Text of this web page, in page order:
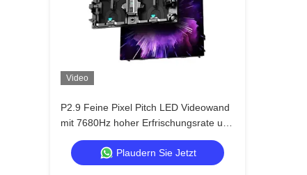
Video
P2.9 Feine Pixel Pitch LED Videowand
mit 7680Hz hoher Erfrischungsrate und
Dual Power & Signal Backup für
Bühnenveranstaltungen
Plaudern Sie Jetzt